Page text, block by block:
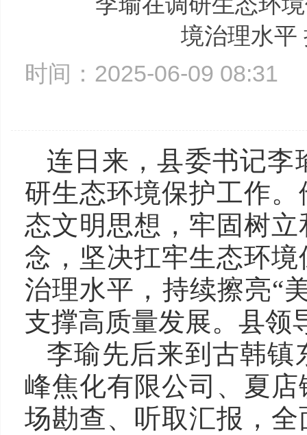
境治理水平
时间：2025-06-09
连日来，县委书记李
研生态环境保护工作
态文明思想，牢固树
念，坚决扛牢生态环
治理水平，持续擦亮“
支撑高质量发展。县领
李瑜先后来到古韩镇
峰焦化有限公司、夏
场勘查、听取汇报，